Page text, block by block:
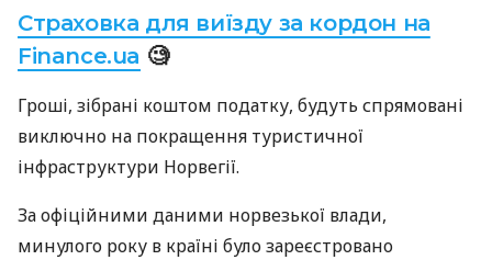
Страховка для виїзду за кордон на
Finance.ua 🧐
Гроші, зібрані коштом податку, будуть спрямовані
виключно на покращення туристичної
інфраструктури Норвегії.
За офіційними даними норвезької влади,
минулого року в країні було зареєстровано